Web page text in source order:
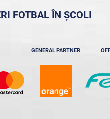
FOTBAL ÎN ȘCOLI
GENERAL PARTNER